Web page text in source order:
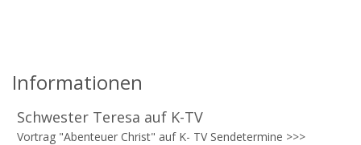
Informationen
Schwester Teresa auf K-TV
Vortrag "Abenteuer Christ" auf K- TV Sendetermine >>>